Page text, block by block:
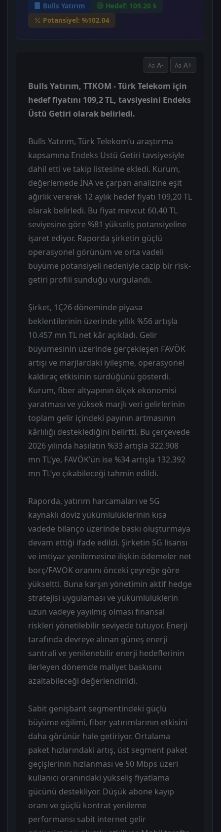
Bulls Yatırım
Hedef: 109.20 ₺
Potansiyel: %102.04
A- A+
Bulls Yatırım, TTKOM - Türk Telekom için
hedef fiyatını 109,2 TL, tavsiyesini Endeks
Üstü Getiri olarak belirledi.
Bulls Yatırım, Türk Telekom’u araştırma
kapsamına Endeks Üstü Getiri tavsiyesiyle
dahil etti ve takip listesine ekledi. Kurum,
değerlemede İNA ve çarpan analizine eşit
ağırlık vererek 12 aylık hedef fiyatı 109,20 TL
olarak belirledi. Bu fiyat mevcut 60,40 TL
seviyesine göre %81 yükseliş potansiyeline
işaret ediyor. Raporda şirketin güçlü
operasyonel görünüm ve orta vadeli
büyüme potansiyeli nedeniyle cazip bir risk-
getiri profili sunduğu vurgulandı.
Şirket, 1Ç26 döneminde piyasa
beklentilerinin üzerinde yıllık %56 artışla
10.457 mn TL net kâr açıkladı. Gelir
büyümesinin üzerinde gerçekleşen FAVÖK
artışı ve marjlardaki iyileşme, operasyonel
kaldıraç etkisinin sürdüğünü gösterdi.
Kurum, fiber altyapının ölçek ekonomisi
yaratması ve yüksek marjlı veri gelirlerinin
toplam gelir içindeki payının artmasının
kârlılığı desteklediğini belirtti. Bu çerçevede
2026 yılında hasılatın %33 artışla 322.908
mn TL’ye, FAVÖK’ün ise %34 artışla 132.392
mn TL’ye çıkabileceği tahmin edildi.
Raporda, yatırım harcamaları ve 5G
kaynaklı döviz yükümlülüklerinin kısa
vadede bilanço üzerinde baskı oluşturmaya
devam ettiği ifade edildi. Şirketin 5G lisansı
ve imtiyaz yenilemesine ilişkin ödemeler net
borç/FAVÖK oranını önceki çeyreğe göre
yükseltti. Buna karşın yönetimin aktif hedge
stratejisi uygulaması ve yükümlülüklerin
uzun vadeye yayılmış olması finansal
riskleri yönetilebilir seviyede tutuyor. Enerji
tarafında devreye alınan güneş enerji
santrali ve yenilenebilir enerji hedeflerinin
ilerleyen dönemde maliyet baskısını
azaltabileceği değerlendirildi.
Sabit genişbant segmentindeki güçlü
büyüme eğilimi, fiber yatırımlarının etkisini
daha görünür hale getiriyor. Ortalama
paket hızlarındaki artış, üst segment paket
geçişlerinin hızlanması ve 50 Mbps üzeri
kullanıcı oranındaki yükseliş fiyatlama
gücünü destekliyor. Düşük abone kayıp
oranı ve güçlü kontrat yenileme
performansı sabit internet gelir